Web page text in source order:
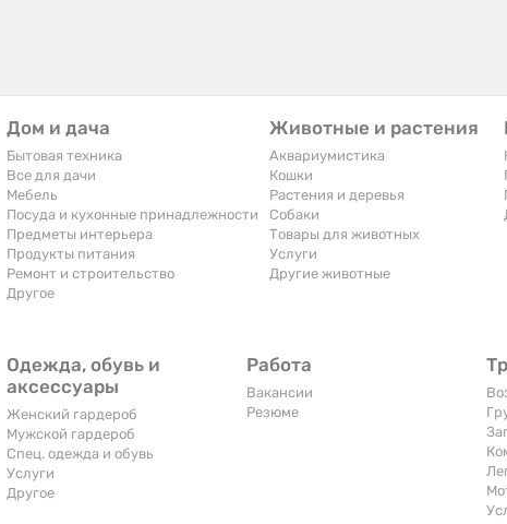
Дом и дача
Бытовая техника
Все для дачи
Мебель
Посуда и кухонные принадлежности
Предметы интерьера
Продукты питания
Ремонт и строительство
Другое
Животные и растения
Аквариумистика
Кошки
Растения и деревья
Собаки
Товары для животных
Услуги
Другие животные
Одежда, обувь и
аксессуары
Женский гардероб
Мужской гардероб
Спец. одежда и обувь
Услуги
Другое
Работа
Вакансии
Резюме